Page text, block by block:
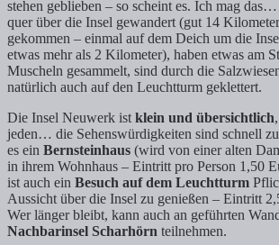
stehen geblieben – so scheint es. Ich mag
quer über die Insel gewandert (gut 14
gekommen – einmal auf dem Deich um die
etwas mehr als 2 Kilometer), haben etwas am
Muscheln gesammelt, sind durch die
natürlich auch auf den Leuchtturm geklettert.
Die Insel Neuwerk ist klein und übersichtlich
jeden… die Sehenswürdigkeiten sind schnell
es ein Bernsteinhaus (wird von einer alten
in ihrem Wohnhaus – Eintritt pro Person 1,50
ist auch ein Besuch auf dem Leuchtturm
Aussicht über die Insel zu genießen – Eintritt
Wer länger bleibt, kann auch an geführten
Nachbarinsel Scharhörn teilnehmen.